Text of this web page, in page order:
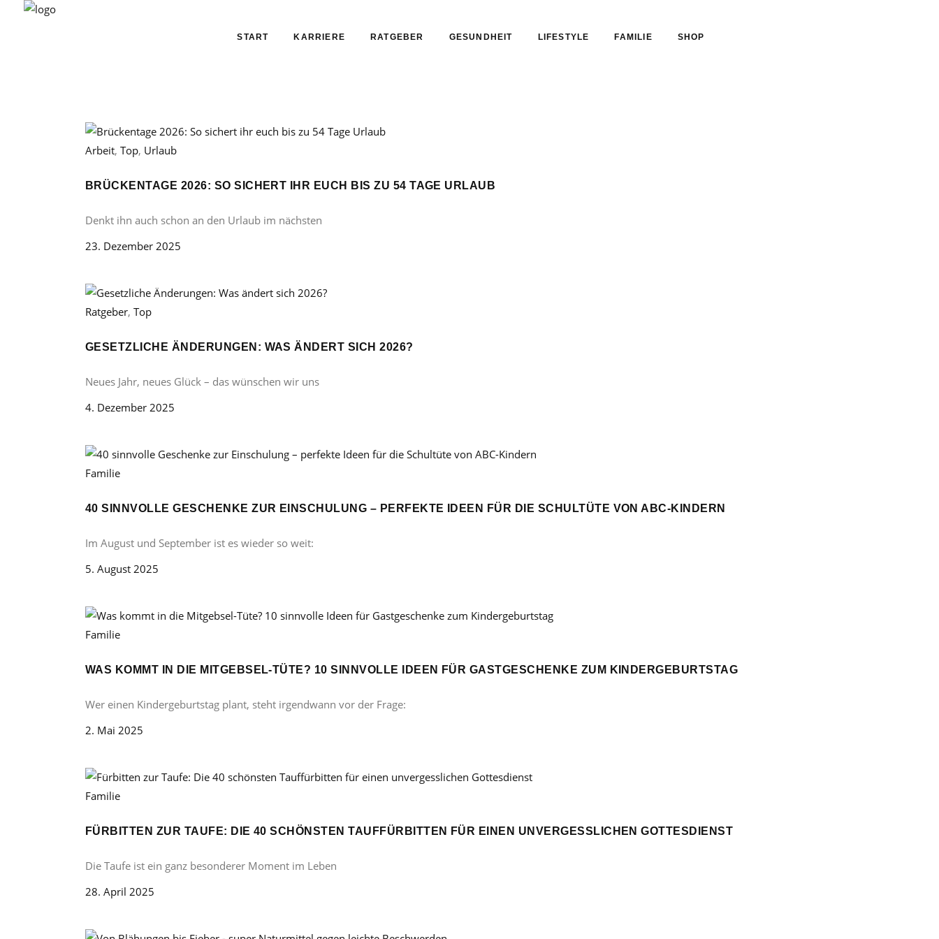
START KARRIERE RATGEBER GESUNDHEIT LIFESTYLE FAMILIE SHOP
Arbeit, Top, Urlaub
BRÜCKENTAGE 2026: SO SICHERT IHR EUCH BIS ZU 54 TAGE URLAUB
Denkt ihn auch schon an den Urlaub im nächsten
23. Dezember 2025
Ratgeber, Top
GESETZLICHE ÄNDERUNGEN: WAS ÄNDERT SICH 2026?
Neues Jahr, neues Glück – das wünschen wir uns
4. Dezember 2025
Familie
40 SINNVOLLE GESCHENKE ZUR EINSCHULUNG – PERFEKTE IDEEN FÜR DIE SCHULTÜTE VON ABC-KINDERN
Im August und September ist es wieder so weit:
5. August 2025
Familie
WAS KOMMT IN DIE MITGEBSEL-TÜTE? 10 SINNVOLLE IDEEN FÜR GASTGESCHENKE ZUM KINDERGEBURTSTAG
Wer einen Kindergeburtstag plant, steht irgendwann vor der Frage:
2. Mai 2025
Familie
FÜRBITTEN ZUR TAUFE: DIE 40 SCHÖNSTEN TAUFFÜRBITTEN FÜR EINEN UNVERGESSLICHEN GOTTESDIENST
Die Taufe ist ein ganz besonderer Moment im Leben
28. April 2025